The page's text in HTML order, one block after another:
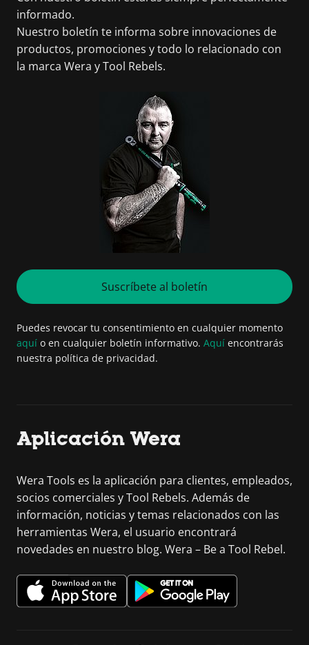
informado.
Nuestro boletín te informa sobre innovaciones de
productos, promociones y todo lo relacionado con
la marca Wera y Tool Rebels.
Suscríbete al boletín
Puedes revocar tu consentimiento en cualquier momento
aquí o en cualquier boletín informativo. Aquí encontrarás
nuestra política de privacidad.
Aplicación Wera
Wera Tools es la aplicación para clientes, empleados,
socios comerciales y Tool Rebels. Además de
información, noticias y temas relacionados con las
herramientas Wera, el usuario encontrará
novedades en nuestro blog. Wera – Be a Tool Rebel.